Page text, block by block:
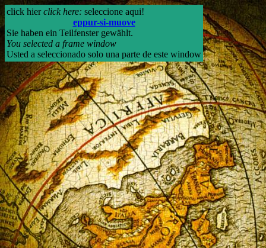
click hierclick here: seleccione aqui!
eppur-si-muove
Sie haben ein Teilfenster gewählt.
You selected a frame window
Usted a seleccionado solo una parte de este window